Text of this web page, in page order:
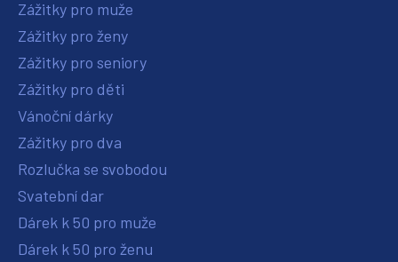
Zážitky pro muže
Zážitky pro ženy
Zážitky pro seniory
Zážitky pro děti
Vánoční dárky
Zážitky pro dva
Rozlučka se svobodou
Svatební dar
Dárek k 50 pro muže
Dárek k 50 pro ženu